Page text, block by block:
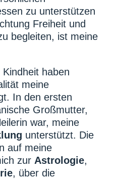
zu unterstützen
Freiheit und
begleiten, ist meine
haben
meine
In den ersten
Großmutter,
war, meine
unterstützt. Die
auf meine
zur Astrologie,
, über die